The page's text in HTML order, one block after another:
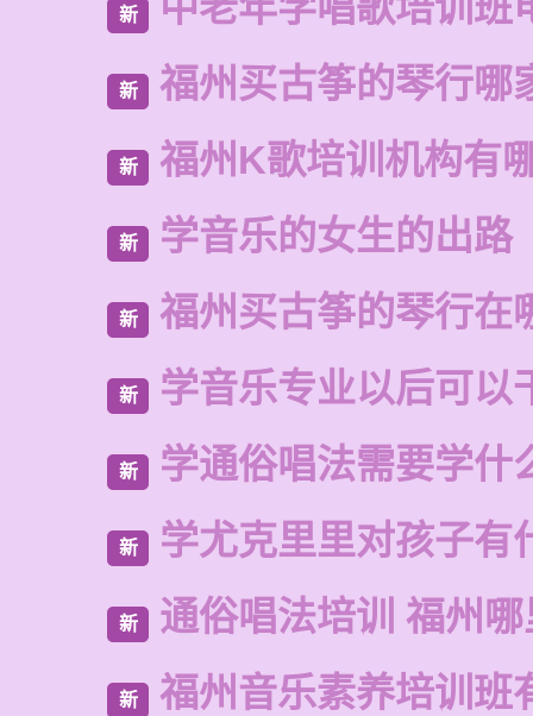
新
新 福州买古筝的琴行哪
新 福州K歌培训机构有
新 学音乐的女生的出路
新 福州买古筝的琴行在
新 学音乐专业以后可以
新 学通俗唱法需要学什
新 学尤克里里对孩子有
新 通俗唱法培训 福州
新 福州音乐素养培训班